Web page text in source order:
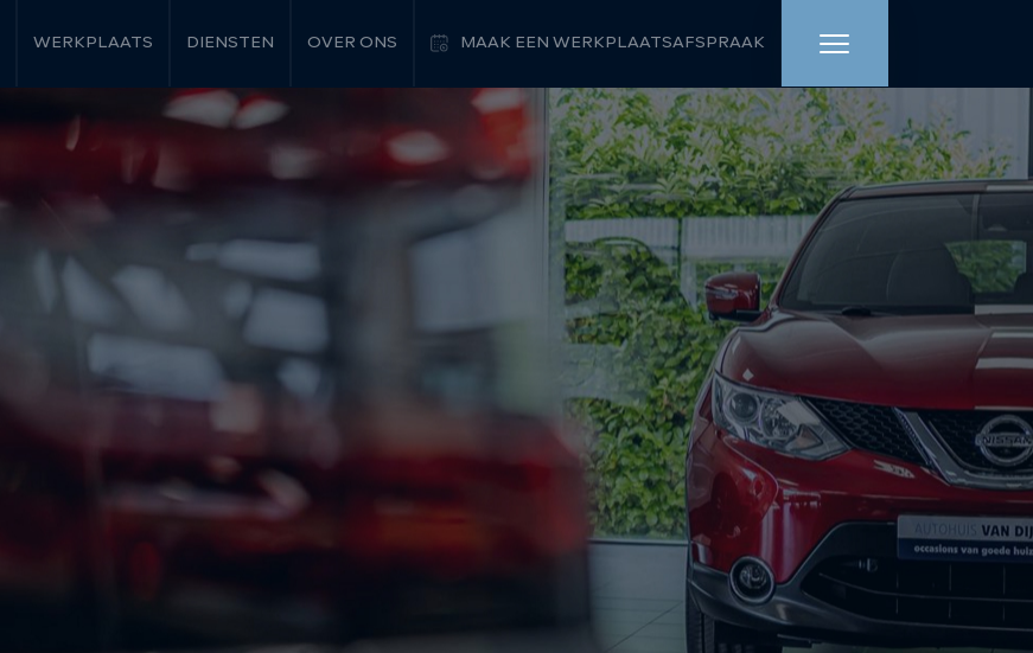
WERKPLAATS DIENSTEN OVER ONS MAAK EEN WERKPLAATSAFSPRAAK
HOME
AANBOD
WERKPLAATS
DIENSTEN
OVER ONS
VERKOCHT
VACATURE
CONTACT